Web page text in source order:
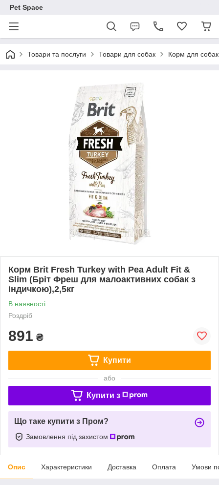
Pet Space
Товари та послуги Товари для собак Корм для собак
Корм Brit Fresh Turkey with Pea Adult Fit &
Slim (Бріт Фреш для малоактивних собак з
індичкою),2,5кг
В наявності
Роздріб
891 ₴
Купити
або
Купити з
Що таке купити з Пром?
Замовлення під захистом
Опис Характеристики Доставка Оплата Умови